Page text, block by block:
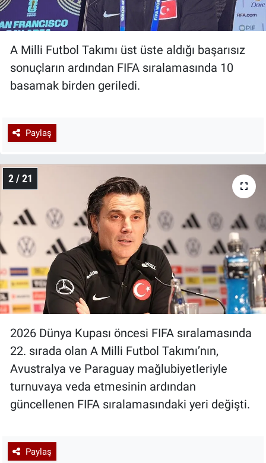
A Milli Futbol Takımı üst üste aldığı başarısız
sonuçların ardından FIFA sıralamasında 10
basamak birden geriledi.
Paylaş
2 / 21
2026 Dünya Kupası öncesi FIFA sıralamasında
22. sırada olan A Milli Futbol Takımı’nın,
Avustralya ve Paraguay mağlubiyetleriyle
turnuvaya veda etmesinin ardından
güncellenen FIFA sıralamasındaki yeri değişti.
Paylaş